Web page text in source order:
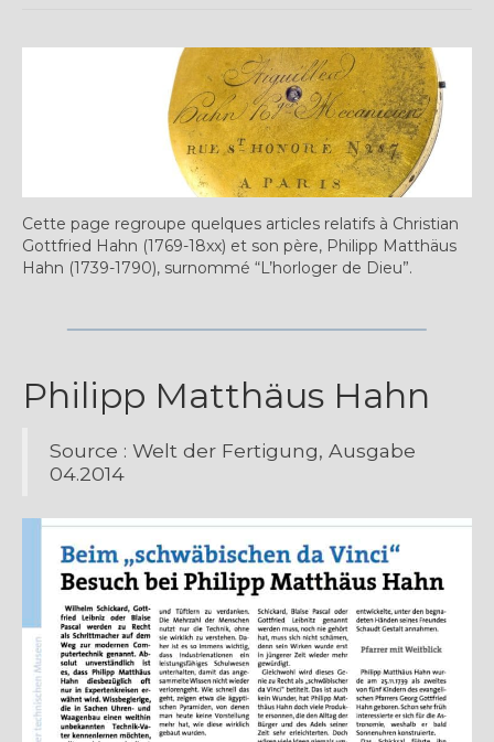
Marques Suisses du XXe siècle
Grands Horlogers
Abraham-Louis Breguet
Christian Gottfried Hahn
Jean-Antoine Lépine
Exemple de tarifs manufacture
Outillage horloger
Expositions
Témoignages
A Propos
Cette page regroupe quelques articles relatifs à Christian
Gottfried Hahn (1769-18xx) et son père, Philipp Matthäus
Hahn (1739-1790), surnommé “L’horloger de Dieu”.
Philipp Matthäus Hahn
Source : Welt der Fertigung, Ausgabe
04.2014